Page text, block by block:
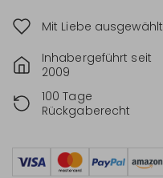
Mit Liebe ausgewählt
Inhabergeführt seit
2009
100 Tage
Rückgaberecht